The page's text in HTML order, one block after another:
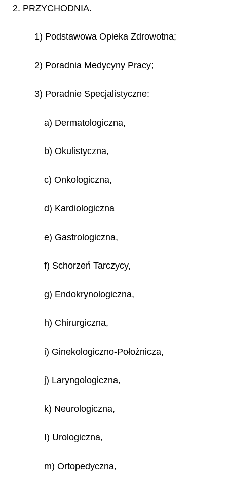
2. PRZYCHODNIA.
1) Podstawowa Opieka Zdrowotna;
2) Poradnia Medycyny Pracy;
3) Poradnie Specjalistyczne:
a) Dermatologiczna,
b) Okulistyczna,
c) Onkologiczna,
d) Kardiologiczna
e) Gastrologiczna,
f) Schorzeń Tarczycy,
g) Endokrynologiczna,
h) Chirurgiczna,
i) Ginekologiczno-Położnicza,
j) Laryngologiczna,
k) Neurologiczna,
I) Urologiczna,
m) Ortopedyczna,